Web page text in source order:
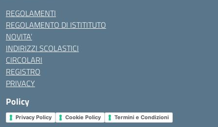
REGOLAMENTI
REGOLAMENTO DI ISTITITUTO
NOVITA’
INDIRIZZI SCOLASTICI
CIRCOLARI
REGISTRO
PRIVACY
Policy
Privacy Policy Cookie Policy Termini e Condizioni